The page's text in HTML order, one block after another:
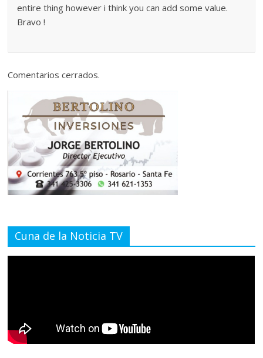
entire thing however i think you can add some value.
Bravo !
Comentarios cerrados.
Cuna de la Noticia TV